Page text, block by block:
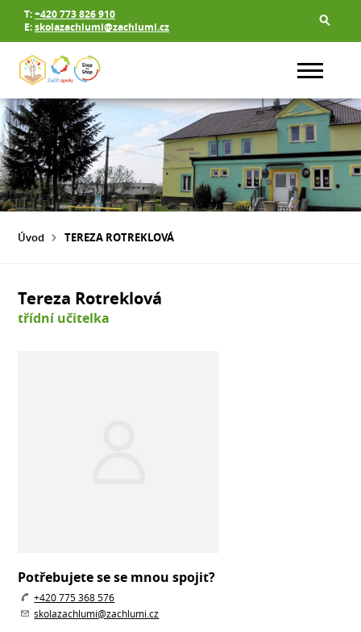
T:+420 773 826 910
E:skolazachlumi@zachlumi.cz
Úvod TEREZA ROTREKLOVÁ
Tereza Rotreklová
třídní učitelka
Potřebujete se se mnou spojit?
+420 775 368 576
skolazachlumi@zachlumi.cz